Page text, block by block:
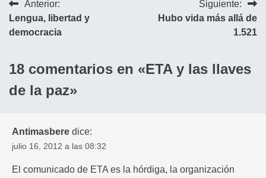
Navegación
de
Anterior:
Lengua, libertad y
democracia
Siguiente:
Hubo vida más allá de
1.521
18 comentarios en «ETA y las llaves
de la paz»
Antimasbere dice:
julio 16, 2012 a las 08:32
El comunicado de ETA es la hórdiga, la organización